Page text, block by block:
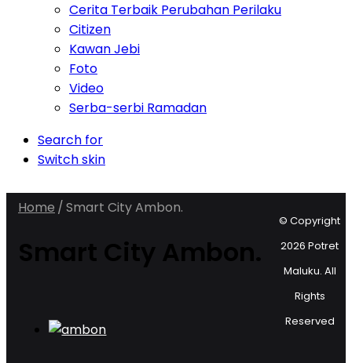
Cerita Terbaik Perubahan Perilaku
Citizen
Kawan Jebi
Foto
Video
Serba-serbi Ramadan
Search for
Switch skin
Home /Smart City Ambon.
Smart City Ambon.
© Copyright
2026 Potret
Maluku. All
Rights
Reserved